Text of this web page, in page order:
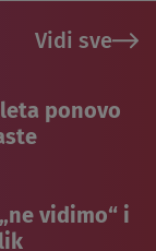
Vidi sve
ponovo
vidimo“ i